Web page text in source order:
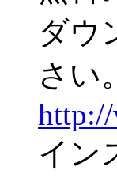
ダウ
さい。
イン